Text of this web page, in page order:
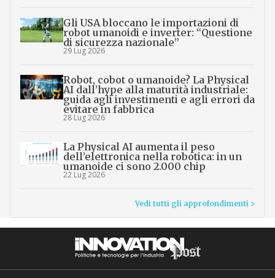
Gli USA bloccano le importazioni di
robot umanoidi e inverter: “Questione
di sicurezza nazionale”
29 Lug 2026
Robot, cobot o umanoide? La Physical
AI dall’hype alla maturità industriale:
guida agli investimenti e agli errori da
evitare in fabbrica
28 Lug 2026
La Physical AI aumenta il peso
dell’elettronica nella robotica: in un
umanoide ci sono 2.000 chip
22 Lug 2026
Vedi tutti gli approfondimenti >